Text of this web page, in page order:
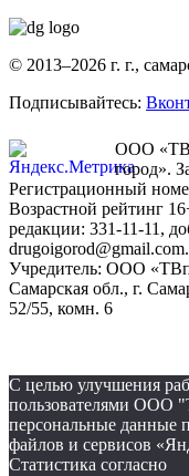
© 2013–2026 г. г.,
Подписывайтесь:
ООО
город».
Регистрационный
Возрастной рейтинг
редакции: 331-11-11,
Учредитель: ООО
Самарская обл., г.
52/55, комн. 6
С целью улучшения
пользователями ООО
персональные данные
файлов и сервисов
Статистика согласно